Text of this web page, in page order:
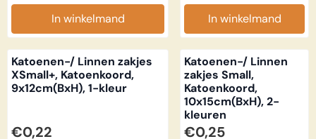
In winkelmand In winkelmand
Katoenen-/ Linnen zakjes
XSmall+, Katoenkoord,
9x12cm(BxH), 1-kleur
Prijs: 0,22
€0,22
Katoenen-/ Linnen
zakjes Small,
Katoenkoord,
10x15cm(BxH), 2-
kleuren
Prijs: 0,25
€0,25